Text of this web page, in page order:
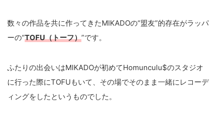
数々の作品を共に作ってきたMIKADOの“盟友”的存在がラッパ
ーの“TOFU（トーフ）”です。
ふたりの出会いはMIKADOが初めてHomunculu$のスタジオ
に行った際にTOFUもいて、その場でそのまま一緒にレコーデ
ィングをしたというものでした。